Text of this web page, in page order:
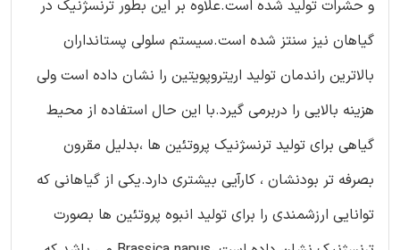
و حشرات تولید شده است.علاوه بر این بطور ترنسژنیک در
گیاهان نیز سنتز شده است.سیستم سلولی پستانداران
بالاترین راندمان تولید اریتروپویتین را نشان داده است ولی
هزینه بالایی را دربرمی گیرد.با این حال استفاده از محیط
گیاهی برای تولید ترنسژنیک پروتئین ها ،بدلیل مقرون
بصرفه تر بودنشان ، کارآیی بیشتری دارد.یکی از گیاهانی که
توانایی ارزشمندی را برای تولید انبوه پروتئین ها بصورت